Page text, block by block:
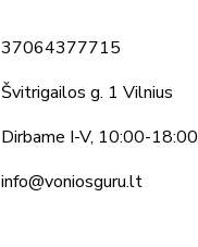
37064377715
Švitrigailos g. 1 Vilnius
Dirbame I-V, 10:00-18:00
info@voniosguru.lt